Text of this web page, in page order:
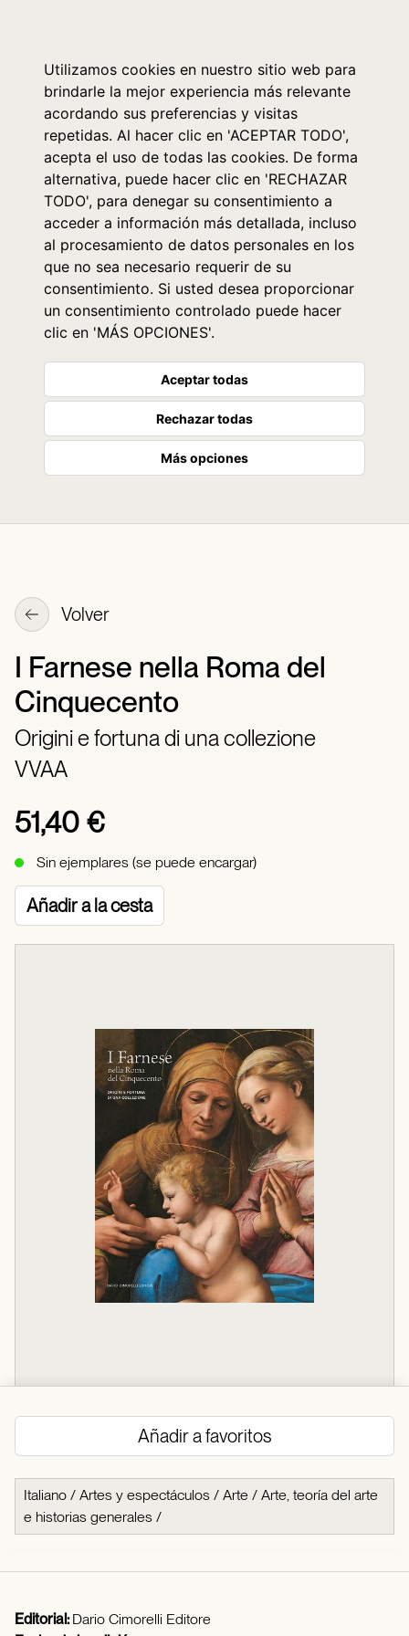
Utilizamos cookies en nuestro sitio web para
brindarle la mejor experiencia más relevante
acordando sus preferencias y visitas
repetidas. Al hacer clic en 'ACEPTAR TODO',
acepta el uso de todas las cookies. De forma
alternativa, puede hacer clic en 'RECHAZAR
TODO', para denegar su consentimiento a
acceder a información más detallada, incluso
al procesamiento de datos personales en los
que no sea necesario requerir de su
consentimiento. Si usted desea proporcionar
un consentimiento controlado puede hacer
clic en 'MÁS OPCIONES'.
Aceptar todas
Rechazar todas
Más opciones
Volver
I Farnese nella Roma del
Cinquecento
Origini e fortuna di una collezione
VVAA
51,40 €
Sin ejemplares (se puede encargar)
Añadir a la cesta
Añadir a favoritos
Italiano / Artes y espectáculos / Arte / Arte, teoría del arte
e historias generales /
Editorial:Dario Cimorelli Editore